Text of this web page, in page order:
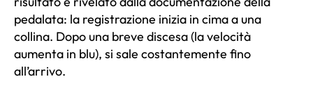
pedalata: la registrazione inizia in cima a una
collina. Dopo una breve discesa (la velocità
aumenta in blu), si sale costantemente fino
all’arrivo.